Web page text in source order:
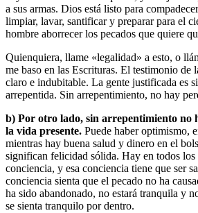
a sus armas. Dios está listo para
limpiar, lavar, santificar y preparar para el
hombre aborrecer los pecados que quiere
Quienquiera, llame «legalidad» a esto, o
me baso en las Escrituras. El testimonio de
claro e indubitable. La gente justificada es
arrepentida. Sin arrepentimiento, no hay
b) Por otro lado, sin arrepentimiento no
la vida presente. Puede haber optimismo,
mientras hay buena salud y dinero en el
significan felicidad sólida. Hay en todos los
conciencia, y esa conciencia tiene que ser
conciencia sienta que el pecado no ha
ha sido abandonado, no estará tranquila y
se sienta tranquilo por dentro.